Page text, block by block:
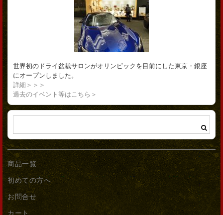
世界初のドライ盆栽サロンがオリンピックを目前にした東京・銀座
にオープンしました。
詳細＞＞＞
過去のイベント等はこちら＞
商品一覧
初めての方へ
お問合せ
カート